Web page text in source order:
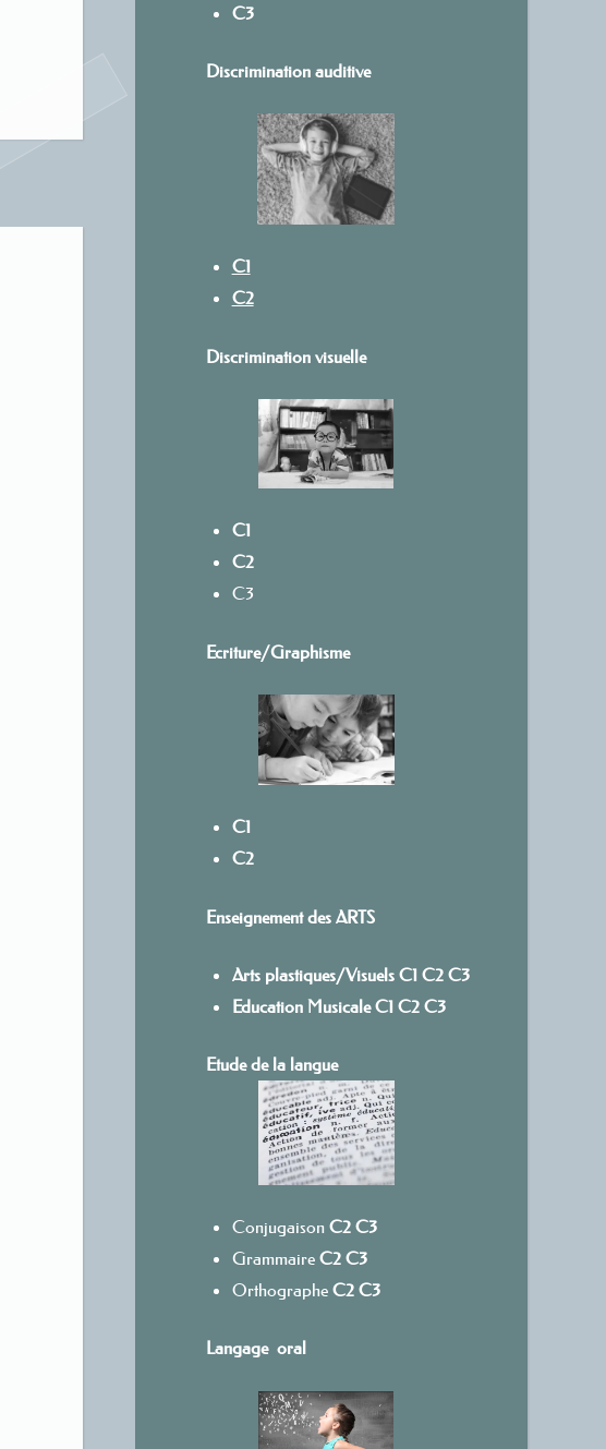
C3
Discrimination auditive
C1
C2
Discrimination visuelle
C1
C2
C3
Ecriture/Graphisme
C1
C2
Enseignement des ARTS
Arts plastiques/Visuels C1 C2 C3
Education Musicale C1 C2 C3
Etude de la langue
Conjugaison C2 C3
GrammaireC2 C3
Orthographe C2 C3
Langage oral